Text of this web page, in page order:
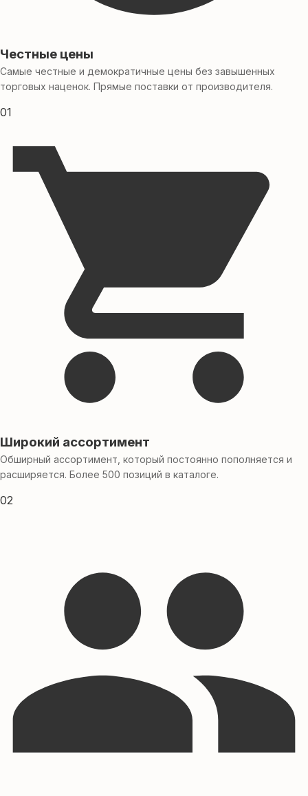
Честные цены
Самые честные и демократичные цены без завышенных
торговых наценок. Прямые поставки от производителя.
01
Широкий ассортимент
Обширный ассортимент, который постоянно пополняется и
расширяется. Более 500 позиций в каталоге.
02